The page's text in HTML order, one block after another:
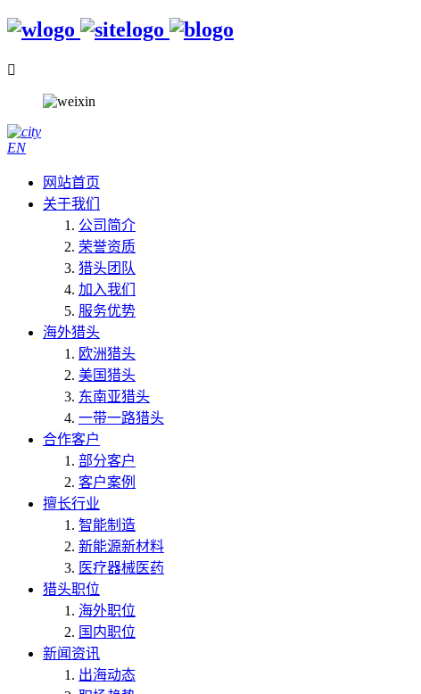

EN
网站首页
关于我们
公司简介
荣誉资质
猎头团队
加入我们
服务优势
海外猎头
欧洲猎头
美国猎头
东南亚猎头
一带一路猎头
合作客户
部分客户
客户案例
擅长行业
智能制造
新能源新材料
医疗器械医药
猎头职位
海外职位
国内职位
新闻资讯
出海动态